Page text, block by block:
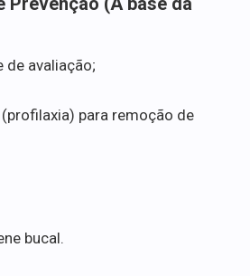
de avaliação;
para remoção de
bucal.